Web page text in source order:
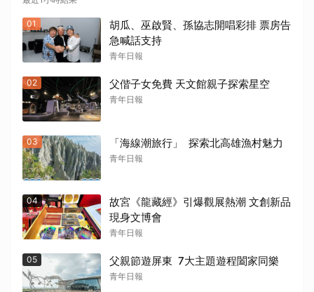
01
胡瓜、巫啟賢、孫協志開唱彩排 票房告
急喊話支持
青年日報
02 父偕子女免費 天文館親子探索星空
青年日報
03 「海線潮旅行」 探索北高雄漁村魅力
青年日報
04
故宮《龍藏經》引爆觀展熱潮 文創新品
現身文博會
青年日報
05 父親節遊屏東 7大主題遊程闔家同樂
青年日報